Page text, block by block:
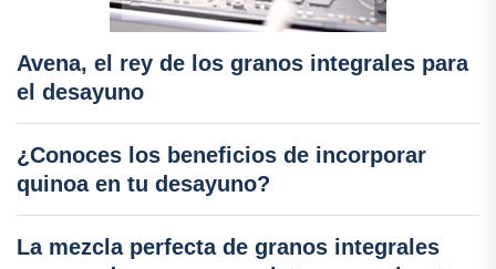
Avena, el rey de los granos integrales para
el desayuno
¿Conoces los beneficios de incorporar
quinoa en tu desayuno?
La mezcla perfecta de granos integrales